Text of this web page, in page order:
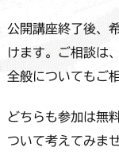
公開講座終了後、
けます。ご相談は
全般についてもご
どちらも参加は無
ついて考えてみま